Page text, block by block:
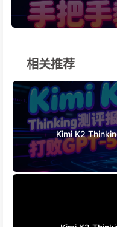
相关推荐
Kimi K2